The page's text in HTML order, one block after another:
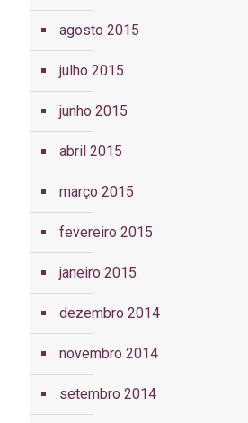
agosto 2015
julho 2015
junho 2015
abril 2015
março 2015
fevereiro 2015
janeiro 2015
dezembro 2014
novembro 2014
setembro 2014